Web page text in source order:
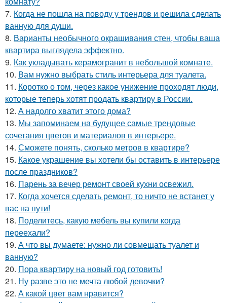
7. Когда не пошла на поводу у трендов и решила сделать
ванную для души.
8. Варианты необычного окрашивания стен, чтобы ваша
квартира выглядела эффектно.
9. Как укладывать керамогранит в небольшой комнате.
10. Вам нужно выбрать стиль интерьера для туалета.
11. Коротко о том, через какое унижение проходят люди,
которые теперь хотят продать квартиру в России.
12. А надолго хватит этого дома?
13. Мы запоминаем на будущее самые трендовые
сочетания цветов и материалов в интерьере.
14. Сможете понять, сколько метров в квартире?
15. Какое украшение вы хотели бы оставить в интерьере
после праздников?
16. Парень за вечер ремонт своей кухни освежил.
17. Когда хочется сделать ремонт, то ничто не встанет у
вас на пути!
18. Поделитесь, какую мебель вы купили когда
переехали?
19. А что вы думаете: нужно ли совмещать туалет и
ванную?
20. Пора квартиру на новый год готовить!
21. Ну разве это не мечта любой девочки?
22. А какой цвет вам нравится?